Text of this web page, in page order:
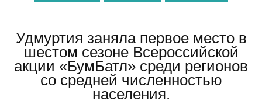
Удмуртия заняла первое место в
шестом сезоне Всероссийской
акции «БумБатл» среди регионов
со средней численностью
населения.